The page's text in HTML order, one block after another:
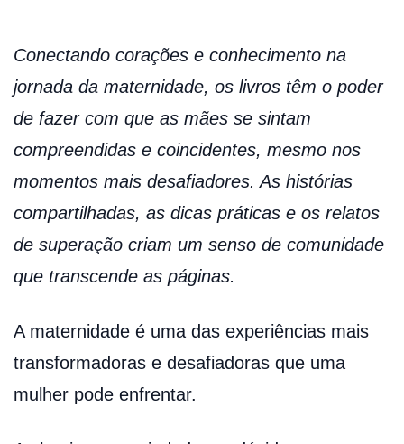
Conectando corações e conhecimento na
jornada da maternidade, os livros têm o poder
de fazer com que as mães se sintam
compreendidas e coincidentes, mesmo nos
momentos mais desafiadores. As histórias
compartilhadas, as dicas práticas e os relatos
de superação criam um senso de comunidade
que transcende as páginas.
A maternidade é uma das experiências mais
transformadoras e desafiadoras que uma
mulher pode enfrentar.